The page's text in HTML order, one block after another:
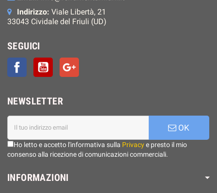
Indirizzo: Viale Libertà, 21
33043 Cividale del Friuli (UD)
SEGUICI
FacebookYouTube
NEWSLETTER
OK
Ho letto e accetto l'informativa sulla Privacye presto il mio
consenso alla ricezione di comunicazioni commerciali.
INFORMAZIONI